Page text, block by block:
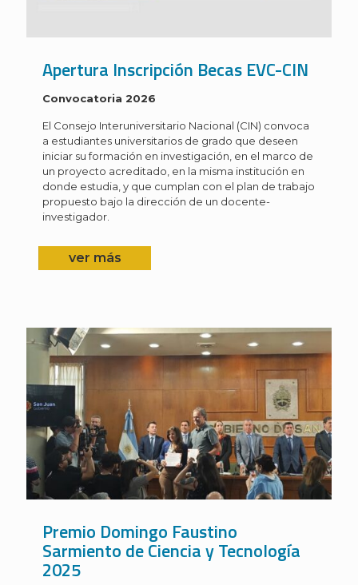
Apertura Inscripción Becas EVC-CIN
Convocatoria 2026
El Consejo Interuniversitario Nacional (CIN) convoca
a estudiantes universitarios de grado que deseen
iniciar su formación en investigación, en el marco de
un proyecto acreditado, en la misma institución en
donde estudia, y que cumplan con el plan de trabajo
propuesto bajo la dirección de un docente-
investigador.
ver más
Premio Domingo Faustino
Sarmiento de Ciencia y Tecnología
2025